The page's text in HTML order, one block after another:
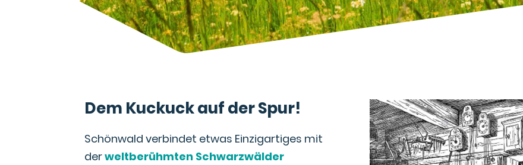
Dem Kuckuck auf der Spur!
Schönwald verbindet etwas Einzigartiges mit
derweltberühmten Schwarzwälder